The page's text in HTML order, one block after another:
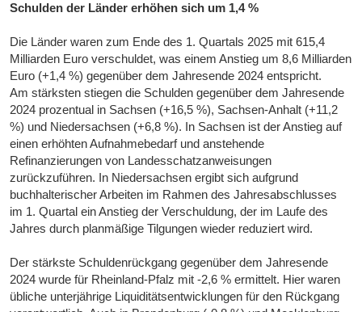
Schulden der Länder erhöhen sich um 1,4 %
Die Länder waren zum Ende des 1. Quartals 2025 mit 615,4
Milliarden Euro verschuldet, was einem Anstieg um 8,6 Milliarden
Euro (+1,4 %) gegenüber dem Jahresende 2024 entspricht.
Am stärksten stiegen die Schulden gegenüber dem Jahresende
2024 prozentual in Sachsen (+16,5 %), Sachsen-Anhalt (+11,2
%) und Niedersachsen (+6,8 %). In Sachsen ist der Anstieg auf
einen erhöhten Aufnahmebedarf und anstehende
Refinanzierungen von Landesschatzanweisungen
zurückzuführen. In Niedersachsen ergibt sich aufgrund
buchhalterischer Arbeiten im Rahmen des Jahresabschlusses
im 1. Quartal ein Anstieg der Verschuldung, der im Laufe des
Jahres durch planmäßige Tilgungen wieder reduziert wird.
Der stärkste Schuldenrückgang gegenüber dem Jahresende
2024 wurde für Rheinland-Pfalz mit -2,6 % ermittelt. Hier waren
übliche unterjährige Liquiditätsentwicklungen für den Rückgang